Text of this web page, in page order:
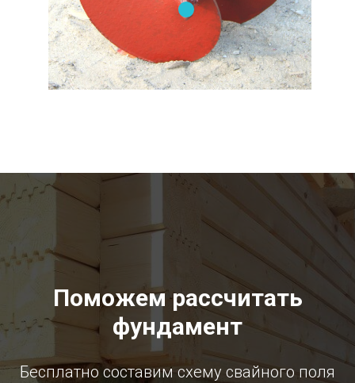
Поможем рассчитать
фундамент
Бесплатно составим схему свайного поля